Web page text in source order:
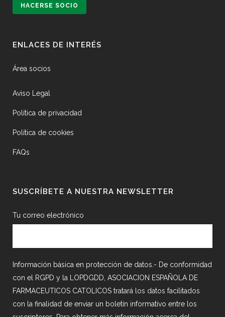
HACERSE SOCIO
ENLACES DE INTERÉS
Área socios
Aviso Legal
Política de privacidad
Política de cookies
FAQs
SUSCRÍBETE A NUESTRA NEWSLETTER
Tu correo electrónico
Información básica en protección de datos.- De conformidad
con el RGPD y la LOPDGDD, ASOCIACION ESPAÑOLA DE
FARMACEUTICOS CATOLICOS tratará los datos facilitados
con la finalidad de enviar un boletín informativo entre los